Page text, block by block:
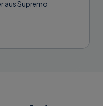
aus Supremo